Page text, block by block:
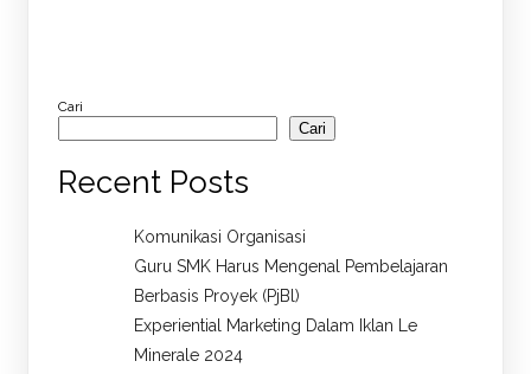
Cari
Cari
Recent Posts
Komunikasi Organisasi
Guru SMK Harus Mengenal Pembelajaran
Berbasis Proyek (PjBl)
Experiential Marketing Dalam Iklan Le
Minerale 2024